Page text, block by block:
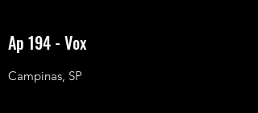
Ap 194 - Vox
Campinas, SP